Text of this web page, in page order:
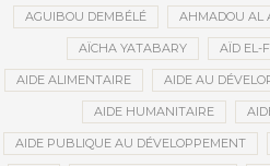
AGUIBOU DEMBÉLÉ AHMADOU AL
AÏCHA YATABARY AÏD EL-
AIDE ALIMENTAIRE AIDE AU
AIDE HUMANITAIRE
AIDE PUBLIQUE AU DÉVELOPPEMENT